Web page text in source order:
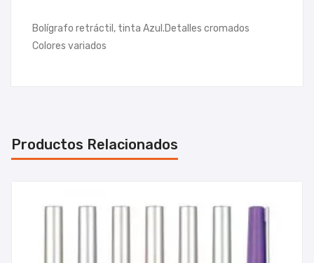
Bolígrafo retráctil, tinta Azul.Detalles cromados
Colores variados
Productos Relacionados